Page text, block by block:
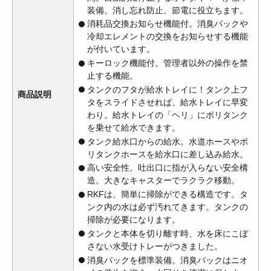
商品説明
装備。消し忘れ防止、節電に役立ちます。
消耗品交換お知らせ機能付。消臭パックや
冷却エレメントの交換をお知らせする機能
が付いています。
キーロック機能付。管理者以外の操作を禁
止する機能。
タンクのフタが給水トレイに！タンク上フ
タをスライドさせれば、給水トレイに早変
わり。給水トレイの「ヘリ」にポリタンク
を乗せて給水できます。
タンク給水口からの給水。水道ホースやポ
リタンクホースを給水口に差し込み給水。
高い安全性。吐出口に指が入らない安全構
造。大きなキャスターでラクラク移動。
RKFは、簡単に掃除ができる構造です。タ
ンク内の水は必ず汚れてきます。タンクの
掃除が必要になります。
タンクと本体を切り離す時、水を床にこぼ
さない水受けトレーがつきました。
消臭パックを標準装備。消臭パックはニオ